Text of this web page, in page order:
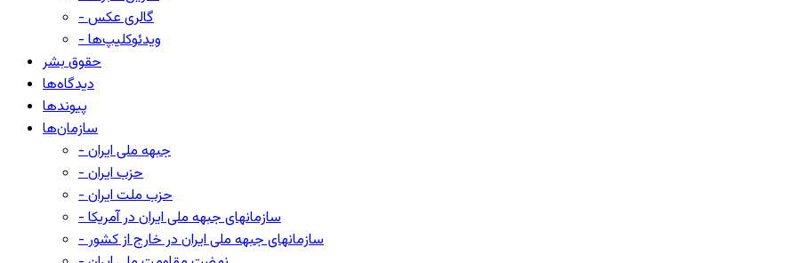
- گالری عکس
- ویدئوکلیپ‌ها
حقوق بشر
دیدگاه‌ها
پیوندها
سازمان‌ها
- جبهه ملی ایران
- حزب ایران
- حزب ملت ایران
- سازمانهای جبهه ملی ایران در آمریکا
- سازمانهای جبهه ملی ایران در خارج از کشور